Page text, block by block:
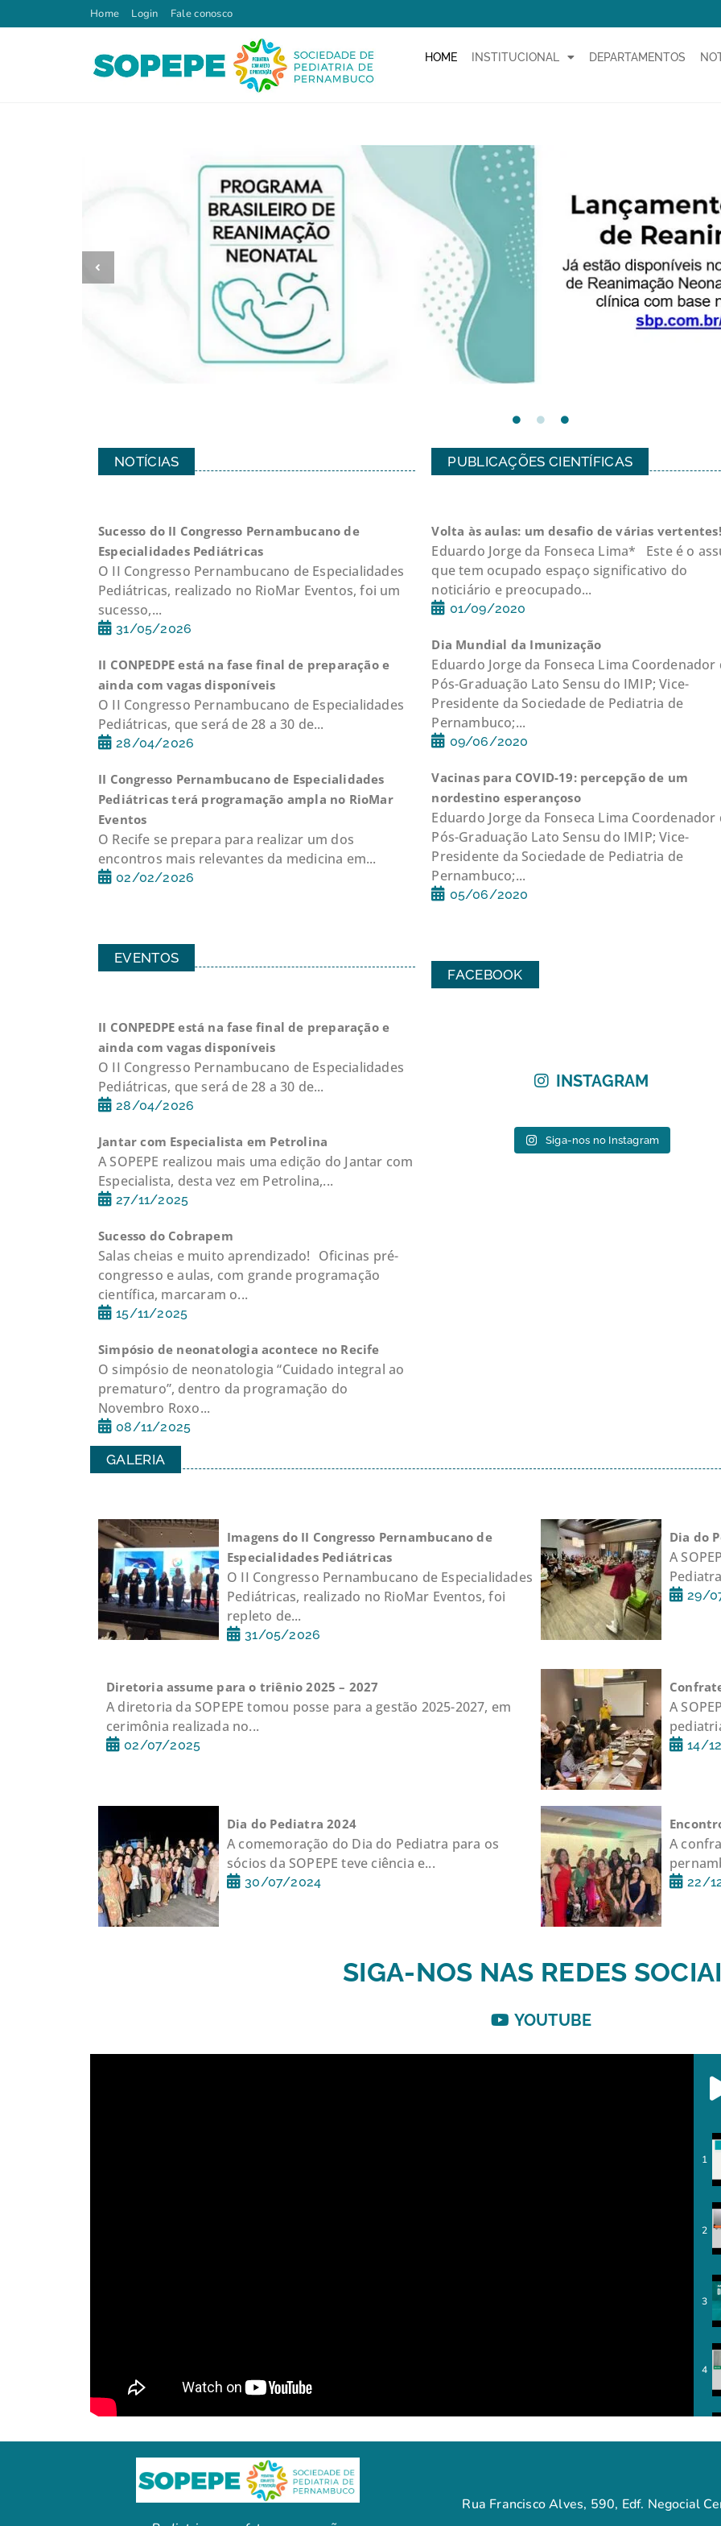
Home Login Fale conosco
HOME INSTITUCIONAL DEPARTAMENTOS
NOTÍCIAS
Sucesso do II Congresso Pernambucano de
Especialidades Pediátricas
O II Congresso Pernambucano de Especialidades
Pediátricas, realizado no RioMar Eventos, foi um
sucesso,...
31/05/2026
II CONPEDPE está na fase final de preparação e
ainda com vagas disponíveis
O II Congresso Pernambucano de Especialidades
Pediátricas, que será de 28 a 30 de...
28/04/2026
II Congresso Pernambucano de Especialidades
Pediátricas terá programação ampla no RioMar
Eventos
O Recife se prepara para realizar um dos
encontros mais relevantes da medicina em...
02/02/2026
EVENTOS
II CONPEDPE está na fase final de preparação e
ainda com vagas disponíveis
O II Congresso Pernambucano de Especialidades
Pediátricas, que será de 28 a 30 de...
28/04/2026
Jantar com Especialista em Petrolina
A SOPEPE realizou mais uma edição do Jantar com
Especialista, desta vez em Petrolina,...
27/11/2025
Sucesso do Cobrapem
Salas cheias e muito aprendizado! Oficinas pré-
congresso e aulas, com grande programação
científica, marcaram o...
15/11/2025
Simpósio de neonatologia acontece no Recife
O simpósio de neonatologia “Cuidado integral ao
prematuro”, dentro da programação do
Novembro Roxo...
08/11/2025
PUBLICAÇÕES CIENTÍFICAS
Volta às aulas: um desafio de várias
Eduardo Jorge da Fonseca Lima* Este é o
que tem ocupado espaço significativo do
noticiário e preocupado...
01/09/2020
Dia Mundial da Imunização
Eduardo Jorge da Fonseca Lima Coordenador
Pós-Graduação Lato Sensu do IMIP; Vice-
Presidente da Sociedade de Pediatria de
Pernambuco;...
09/06/2020
Vacinas para COVID-19: percepção de um
nordestino esperançoso
Eduardo Jorge da Fonseca Lima Coordenador
Pós-Graduação Lato Sensu do IMIP; Vice-
Presidente da Sociedade de Pediatria de
Pernambuco;...
05/06/2020
FACEBOOK
INSTAGRAM
Siga-nos no Instagram
GALERIA
Imagens do II Congresso Pernambucano de
Especialidades Pediátricas
O II Congresso Pernambucano de Especialidades
Pediátricas, realizado no RioMar Eventos, foi
repleto de...
31/05/2026
Dia do
A
29/
Diretoria assume para o triênio 2025 – 2027
A diretoria da SOPEPE tomou posse para a gestão 2025-2027, em
cerimônia realizada no...
02/07/2025
A
14/
Dia do Pediatra 2024
A comemoração do Dia do Pediatra para os
sócios da SOPEPE teve ciência e...
30/07/2024
A
22/
SIGA-NOS NAS REDES
YOUTUBE
1
2
3
4
5
6
Rua Francisco Alves, 590, Edf. Negocial